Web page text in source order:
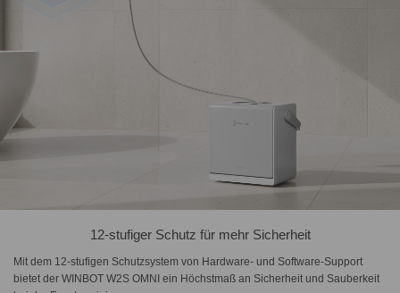
12-stufiger Schutz für mehr Sicherheit
Mit dem 12-stufigen Schutzsystem von Hardware- und Software-Support
bietet der WINBOT W2S OMNI ein Höchstmaß an Sicherheit und Sauberkeit